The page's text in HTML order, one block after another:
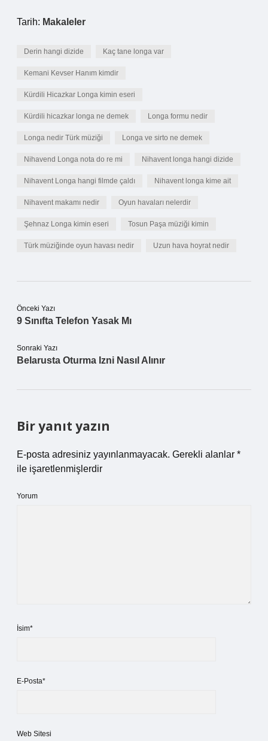
Tarih: Makaleler
Derin hangi dizide Kaç tane longa var
Kemani Kevser Hanım kimdir
Kürdili Hicazkar Longa kimin eseri
Kürdili hicazkar longa ne demek Longa formu nedir
Longa nedir Türk müziği Longa ve sirto ne demek
Nihavend Longa nota do re mi Nihavent longa hangi dizide
Nihavent Longa hangi filmde çaldı Nihavent longa kime ait
Nihavent makamı nedir Oyun havaları nelerdir
Şehnaz Longa kimin eseri Tosun Paşa müziği kimin
Türk müziğinde oyun havası nedir Uzun hava hoyrat nedir
Önceki Yazı
9 Sınıfta Telefon Yasak Mı
Sonraki Yazı
Belarusta Oturma Izni Nasıl Alınır
Bir yanıt yazın
E-posta adresiniz yayınlanmayacak. Gerekli alanlar *
ile işaretlenmişlerdir
Yorum
İsim*
E-Posta*
Web Sitesi